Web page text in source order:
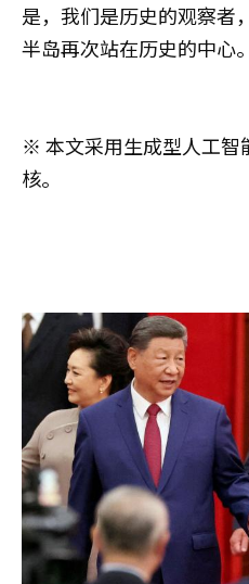
是，我们是历史的观察者
半岛再次站在历史的中心。
※ 本文采用生成型人工智
核。